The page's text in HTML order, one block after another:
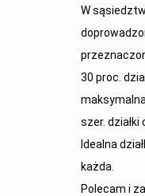
W
30 proc.
szer. działki
Idealna
każda.
Polecam i